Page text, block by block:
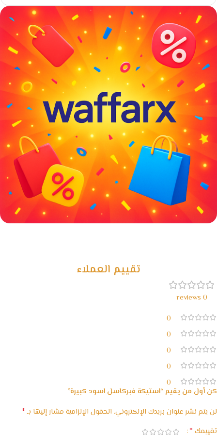
خصومات كبيرة
تقييم العملاء
0 reviews
0
0
0
0
0
كن أول من يقيم “استيكة فبركاسل اسود كبيرة”
لن يتم نشر عنوان بريدك الإلكتروني. الحقول الإلزامية مشار إليها بـ*
تقييمك *